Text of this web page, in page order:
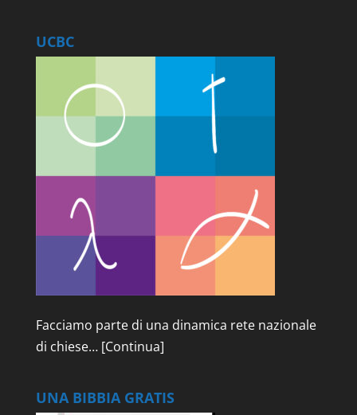
UCBC
Facciamo parte di una dinamica rete nazionale
di chiese… [Continua]
UNA BIBBIA GRATIS